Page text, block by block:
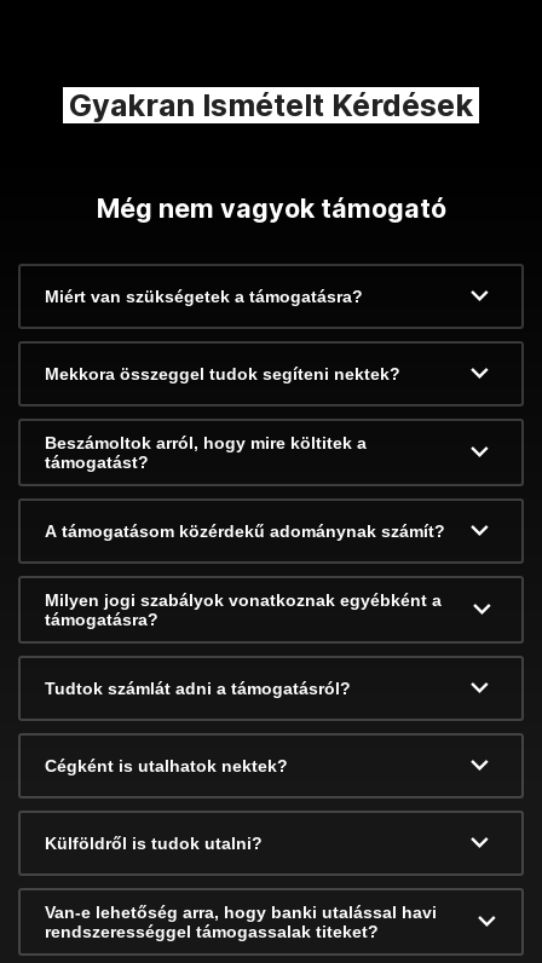
Gyakran Ismételt Kérdések
Még nem vagyok támogató
Miért van szükségetek a támogatásra?
Mekkora összeggel tudok segíteni nektek?
Beszámoltok arról, hogy mire költitek a
támogatást?
A támogatásom közérdekű adománynak számít?
Milyen jogi szabályok vonatkoznak egyébként a
támogatásra?
Tudtok számlát adni a támogatásról?
Cégként is utalhatok nektek?
Külföldről is tudok utalni?
Van-e lehetőség arra, hogy banki utalással havi
rendszerességgel támogassalak titeket?